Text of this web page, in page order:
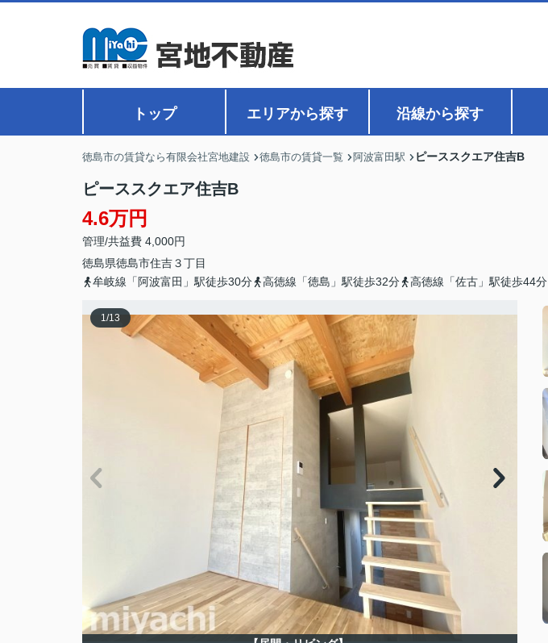
トップ エリアから探す 沿線から探す
徳島市の賃貸なら有限会社宮地建設 徳島市の賃貸一覧 阿波富田駅 ピーススクエア住吉B
ピーススクエア住吉B
4.6万円
管理/共益費 4,000円
徳島県徳島市住吉３丁目
牟岐線「阿波富田」駅徒歩30分
高徳線「徳島」駅徒歩32分 高徳線「佐古」駅徒歩44分
1/13